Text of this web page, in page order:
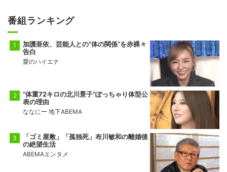
番組ランキング
加護亜依、芸能人との“体の関係”を赤裸々
告白
愛のハイエナ
“体重72キロの北川景子”ぽっちゃり体型公
表の理由
ななにー 地下ABEMA
「ゴミ屋敷」「孤独死」布川敏和の離婚後
の絶望生活
ABEMAエンタメ